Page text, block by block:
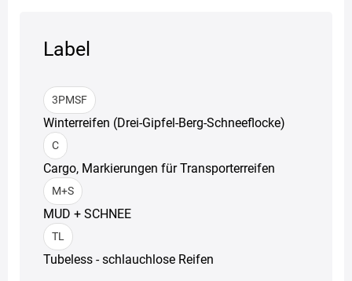
Label
3PMSF
Winterreifen (Drei-Gipfel-Berg-Schneeflocke)
C
Cargo, Markierungen für Transporterreifen
M+S
MUD + SCHNEE
TL
Tubeless - schlauchlose Reifen